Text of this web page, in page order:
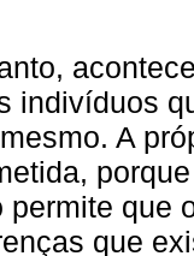
indivíduos
A
permite que
que